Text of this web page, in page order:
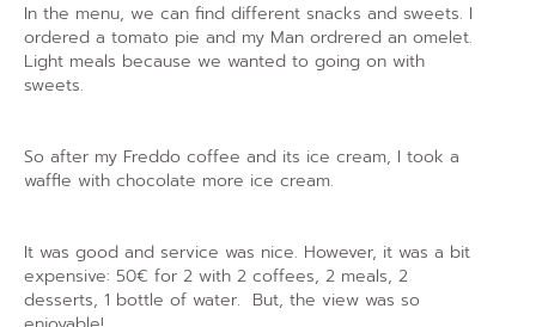
In the menu, we can find different snacks and sweets. I
ordered a tomato pie and my Man ordrered an omelet.
Light meals because we wanted to going on with
sweets.
So after my Freddo coffee and its ice cream, I took a
waffle with chocolate more ice cream.
It was good and service was nice. However, it was a bit
expensive: 50€ for 2 with 2 coffees, 2 meals, 2
desserts, 1 bottle of water. But, the view was so